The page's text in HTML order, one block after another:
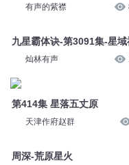
有声的紫襟
九星霸体诀-第3091集-星域
灿林有声
第414集 星落五丈原
天津作府赵群
周深-荒原星火